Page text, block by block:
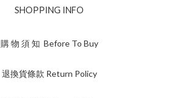
SHOPPING INFO
購 物 須 知 Before To Buy
退換貨條款 Return Policy